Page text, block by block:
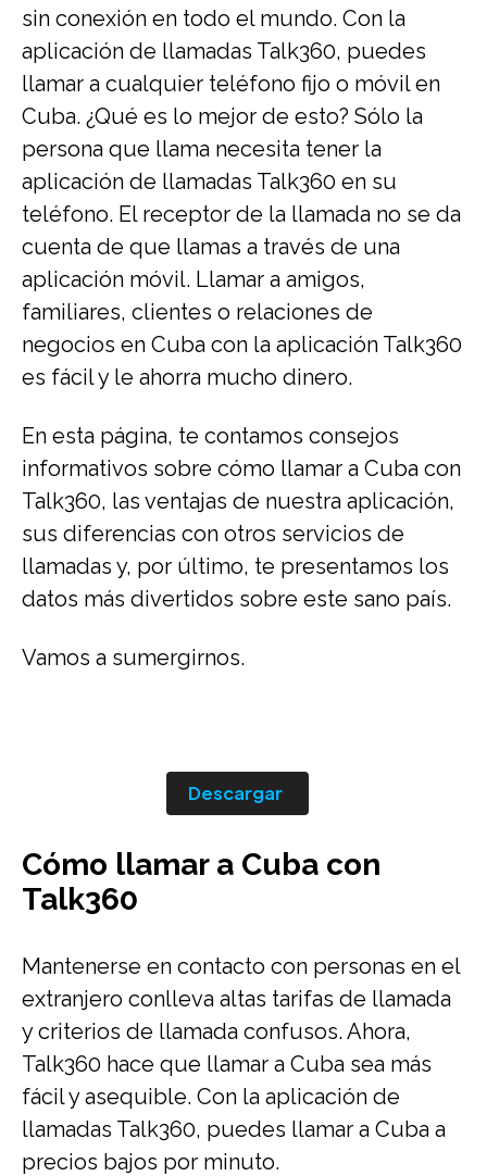
sin conexión en todo el mundo. Con la
aplicación de llamadas Talk360, puedes
llamar a cualquier teléfono fijo o móvil en
Cuba. ¿Qué es lo mejor de esto? Sólo la
persona que llama necesita tener la
aplicación de llamadas Talk360 en su
teléfono. El receptor de la llamada no se da
cuenta de que llamas a través de una
aplicación móvil. Llamar a amigos,
familiares, clientes o relaciones de
negocios en Cuba con la aplicación Talk360
es fácil y le ahorra mucho dinero.
En esta página, te contamos consejos
informativos sobre cómo llamar a Cuba con
Talk360, las ventajas de nuestra aplicación,
sus diferencias con otros servicios de
llamadas y, por último, te presentamos los
datos más divertidos sobre este sano país.
Vamos a sumergirnos.
Descargar
Cómo llamar a Cuba con
Talk360
Mantenerse en contacto con personas en el
extranjero conlleva altas tarifas de llamada
y criterios de llamada confusos. Ahora,
Talk360 hace que llamar a Cuba sea más
fácil y asequible. Con la aplicación de
llamadas Talk360, puedes llamar a Cuba a
precios bajos por minuto.